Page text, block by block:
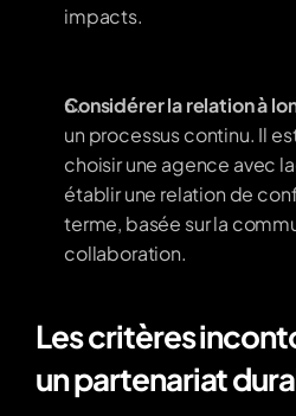
impacts.
Considérer la relation à
un processus continu. Il
choisir une agence avec
établir une relation de
terme, basée sur la
collaboration.
Les critères
un partenariat